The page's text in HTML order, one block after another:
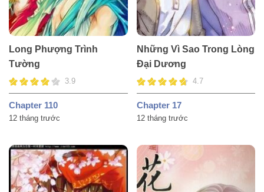
Long Phượng Trình
Tường
3.9
Chapter 110
12 tháng trước
Những Vì Sao Trong Lòng
Đại Dương
4.7
Chapter 17
12 tháng trước